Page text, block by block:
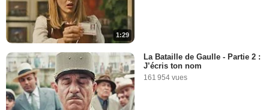
1:29
La Bataille de Gaulle - Partie 2 :
J’écris ton nom
161 954 vues